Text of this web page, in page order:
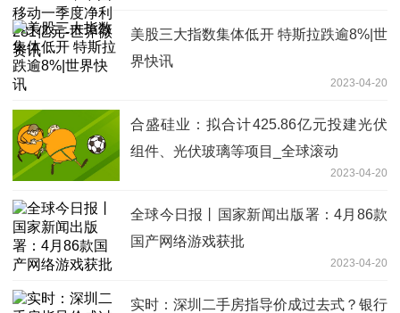
美股三大指数集体低开 特斯拉跌逾8%|世
界快讯
2023-04-20
合盛硅业：拟合计425.86亿元投建光伏
组件、光伏玻璃等项目_全球滚动
2023-04-20
全球今日报丨国家新闻出版署：4月86款
国产网络游戏获批
2023-04-20
实时：深圳二手房指导价成过去式？银行